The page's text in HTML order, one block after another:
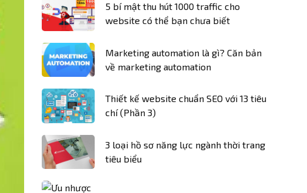
5 bí mật thu hút 1000 traffic cho
website có thể bạn chưa biết
Marketing automation là gì? Căn bản
về marketing automation
Thiết kế website chuẩn SEO với 13 tiêu
chí (Phần 3)
3 loại hồ sơ năng lực ngành thời trang
tiêu biểu